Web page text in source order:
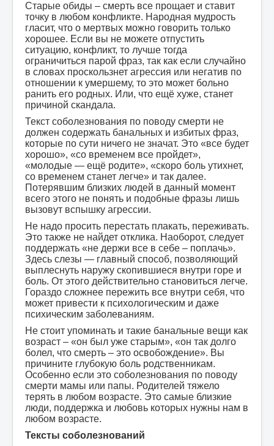
Старые обиды – смерть все прощает и ставит
точку в любом конфликте. Народная мудрость
гласит, что о мертвых можно говорить только
хорошее. Если вы не можете отпустить
ситуацию, конфликт, то лучше тогда
ограничиться парой фраз, так как если случайно
в словах проскользнет агрессия или негатив по
отношении к умершему, то это может больно
ранить его родных. Или, что ещё хуже, станет
причиной скандала.
Текст соболезнования по поводу смерти не
должен содержать банальных и избитых фраз,
которые по сути ничего не значат. Это «все будет
хорошо», «со временем все пройдет»,
«молодые — ещё родите», «скоро боль утихнет,
со временем станет легче» и так далее.
Потерявшим близких людей в данный момент
всего этого не понять и подобные фразы лишь
вызовут вспышку агрессии.
Не надо просить перестать плакать, переживать.
Это также не найдет отклика. Наоборот, следует
поддержать «не держи все в себе – поплачь».
Здесь слезы — главный способ, позволяющий
выплеснуть наружу скопившиеся внутри горе и
боль. От этого действительно становиться легче.
Гораздо сложнее пережить все внутри себя, что
может привести к психологическим и даже
психическим заболеваниям.
Не стоит упоминать и такие банальные вещи как
возраст – «он был уже старым», «он так долго
болел, что смерть – это освобождение». Вы
причините глубокую боль родственникам.
Особенно если это соболезнования по поводу
смерти мамы или папы. Родителей тяжело
терять в любом возрасте. Это самые близкие
люди, поддержка и любовь которых нужны нам в
любом возрасте.
Тексты соболезнований